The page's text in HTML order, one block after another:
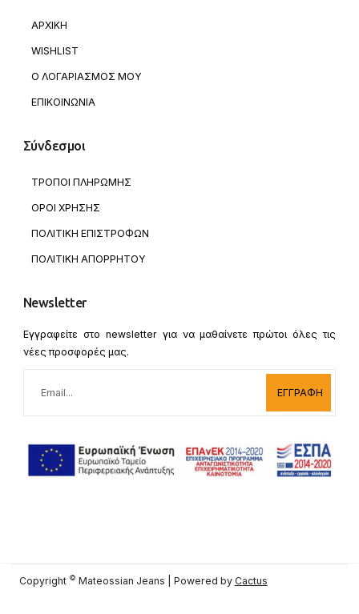
ΑΡΧΙΚΗ
WISHLIST
Ο ΛΟΓΑΡΙΑΣΜΟΣ ΜΟΥ
ΕΠΙΚΟΙΝΩΝΙΑ
Σύνδεσμοι
ΤΡΟΠΟΙ ΠΛΗΡΩΜΗΣ
ΟΡΟΙ ΧΡΗΣΗΣ
ΠΟΛΙΤΙΚΗ ΕΠΙΣΤΡΟΦΩΝ
ΠΟΛΙΤΙΚΗ ΑΠΟΡΡΗΤΟΥ
Newsletter
Εγγραφείτε στο newsletter για να μαθαίνετε πρώτοι όλες τις
νέες προσφορές μας.
ΕΓΓΡΑΦΗ
Copyright © Mateossian Jeans | Powered by Cactus